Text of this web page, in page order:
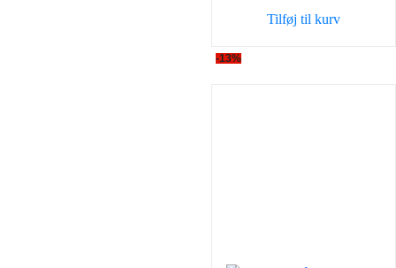
Tilføj til kurv
-13%